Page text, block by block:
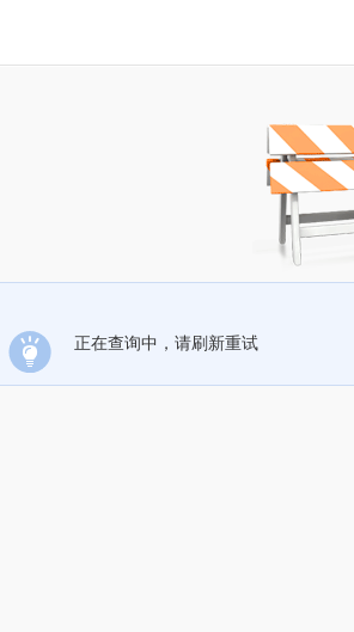
正在查询中，请刷新重试